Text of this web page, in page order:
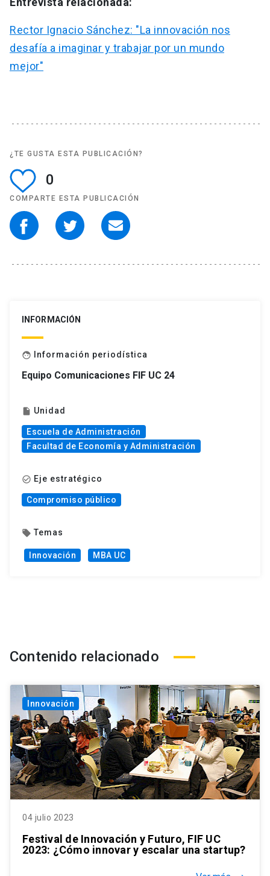
Rector Ignacio Sánchez: "La innovación nos
desafía a imaginar y trabajar por un mundo
mejor"
¿TE GUSTA ESTA PUBLICACIÓN?
0
COMPARTE ESTA PUBLICACIÓN
INFORMACIÓN
face Información periodística
Equipo Comunicaciones FIF UC 24
insert_drive_file Unidad
Escuela de Administración
Facultad de Economía y Administración
check_circle_outline Eje estratégico
Compromiso público
local_offer Temas
Innovación MBA UC
Contenido relacionado
Innovación
04 julio 2023
Festival de Innovación y Futuro, FIF UC
2023: ¿Cómo innovar y escalar una startup?